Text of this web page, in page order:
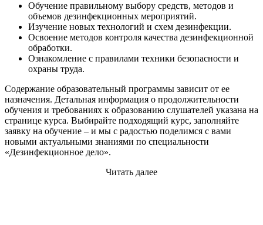
Обучение правильному выбору средств, методов и
объемов дезинфекционных мероприятий.
Изучение новых технологий и схем дезинфекции.
Освоение методов контроля качества дезинфекционной
обработки.
Ознакомление с правилами техники безопасности и
охраны труда.
Содержание образовательный программы зависит от ее
назначения. Детальная информация о продолжительности
обучения и требованиях к образованию слушателей указана на
странице курса. Выбирайте подходящий курс, заполняйте
заявку на обучение – и мы с радостью поделимся с вами
новыми актуальными знаниями по специальности
«Дезинфекционное дело».
Читать далее